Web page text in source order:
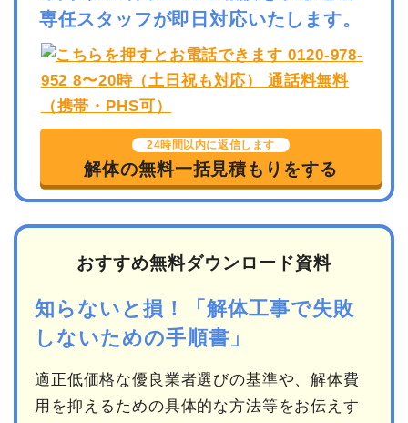
専任スタッフが即日対応いたします。
24時間以内に返信します
解体の無料一括見積もりをする
おすすめ無料ダウンロード資料
知らないと損！「解体工事で失敗
しないための手順書」
適正低価格な優良業者選びの基準や、解体費
用を抑えるための具体的な方法等をお伝えす